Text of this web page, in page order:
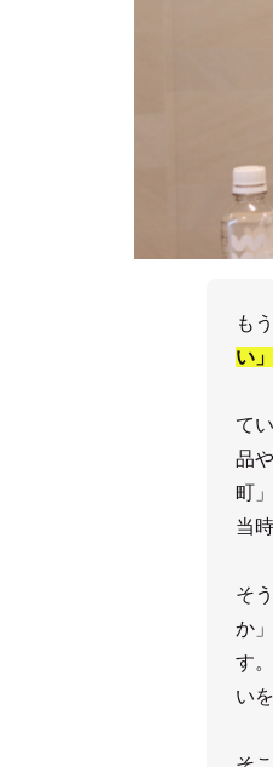
も
い」
て
品
町
当
そ
か
す
い